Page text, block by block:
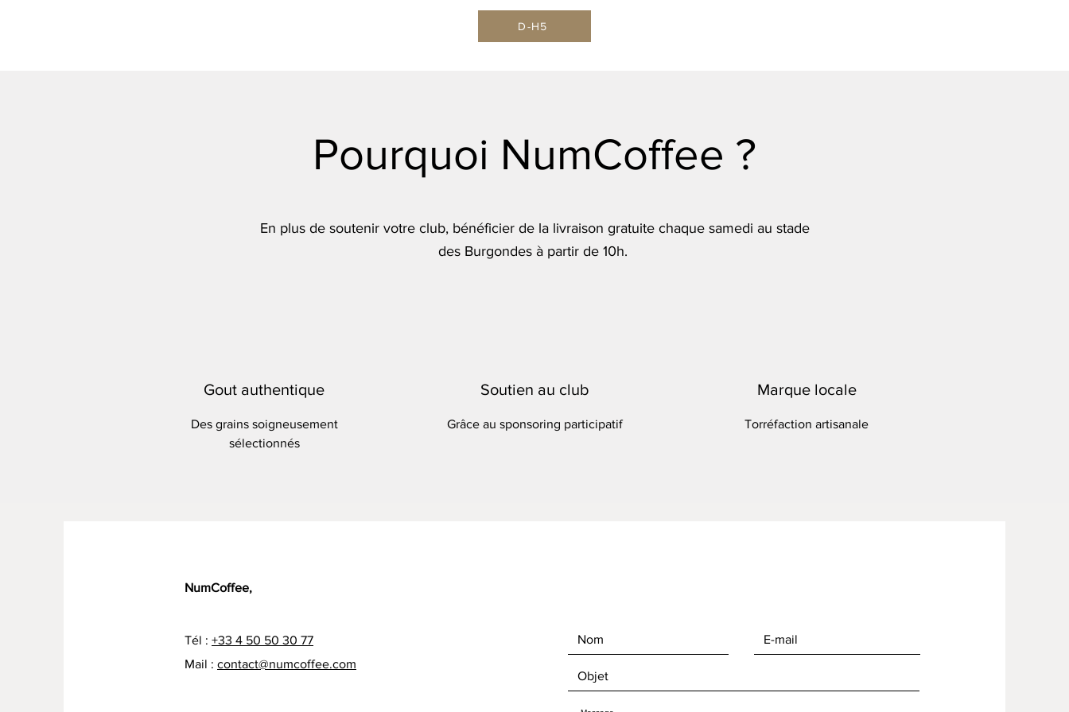
D-H5
Pourquoi NumCoffee ?
En plus de soutenir votre club, bénéficier de la livraison gratuite chaque samedi au stade
des Burgondes à partir de 10h.
Gout authentique
Des grains soigneusement
sélectionnés
Soutien au club
Grâce au sponsoring participatif
Marque locale
Torréfaction artisanale
NumCoffee,
Tél : +33 4 50 50 30 77
Mail : contact@numcoffee.com